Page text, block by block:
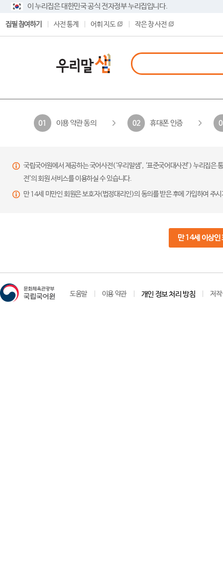
이 누리집은 대한민국 공식 전자정부 누리집입니다.
집필 참여하기 사전 통계 어휘 지도 작은 창 사전
01 이용 약관 동의 02 휴대폰 인증
국립국어원에서 제공하는 국어사전(‘우리말샘’, ‘표준국어대사전’) 누리집
전’의 회원 서비스를 이용하실 수 있습니다.
만 14세 미만인 회원은 보호자(법정대리인)의 동의를 받은 후에 가입하여 주
만 14세 이상인
도움말 이용 약관 개인 정보 처리 방침 저